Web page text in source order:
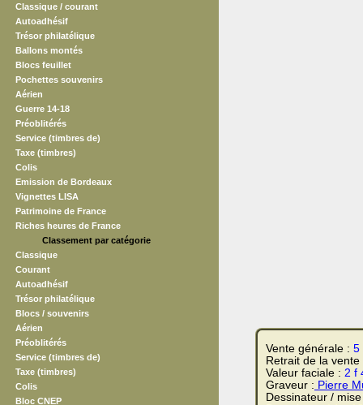
Classique / courant
Autoadhésif
Trésor philatélique
Ballons montés
Blocs feuillet
Pochettes souvenirs
Aérien
Guerre 14-18
Préoblitérés
Service (timbres de)
Taxe (timbres)
Colis
Emission de Bordeaux
Vignettes LISA
Patrimoine de France
Riches heures de France
Classement par catégorie
Classique
Courant
Autoadhésif
Trésor philatélique
Blocs / souvenirs
Aérien
Préoblitérés
Service (timbres de)
Taxe (timbres)
Colis
Bloc CNEP
Vente générale : 5
Retrait de la
Valeur faciale : 2 f
Graveur : Pierre
Dessinateur /